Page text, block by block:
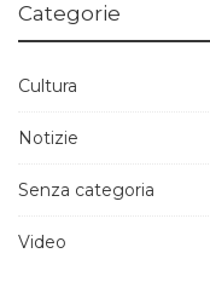
Categorie
Cultura
Notizie
Senza categoria
Video